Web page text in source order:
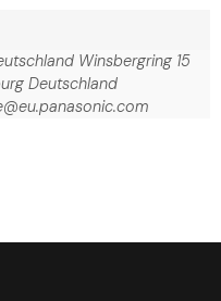
Winsbergring 15
Deutschland